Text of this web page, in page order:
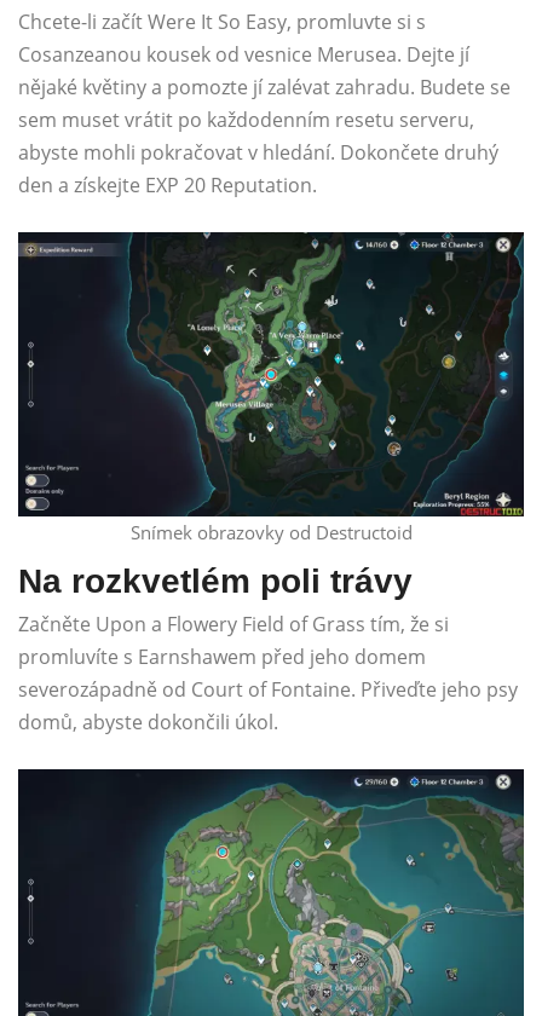
Chcete-li začít Were It So Easy, promluvte si s
Cosanzeanou kousek od vesnice Merusea. Dejte jí
nějaké květiny a pomozte jí zalévat zahradu. Budete se
sem muset vrátit po každodenním resetu serveru,
abyste mohli pokračovat v hledání. Dokončete druhý
den a získejte EXP 20 Reputation.
Snímek obrazovky od Destructoid
Na rozkvetlém poli trávy
Začněte Upon a Flowery Field of Grass tím, že si
promluvíte s Earnshawem před jeho domem
severozápadně od Court of Fontaine. Přiveďte jeho psy
domů, abyste dokončili úkol.